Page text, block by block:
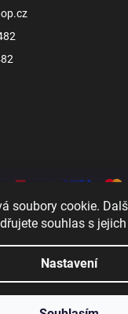
soubory cookie.
souhlas s
Nastavení
Vytvořil Shoptet